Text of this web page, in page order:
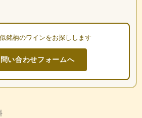
銘柄のワインをお探しします
い合わせフォームへ